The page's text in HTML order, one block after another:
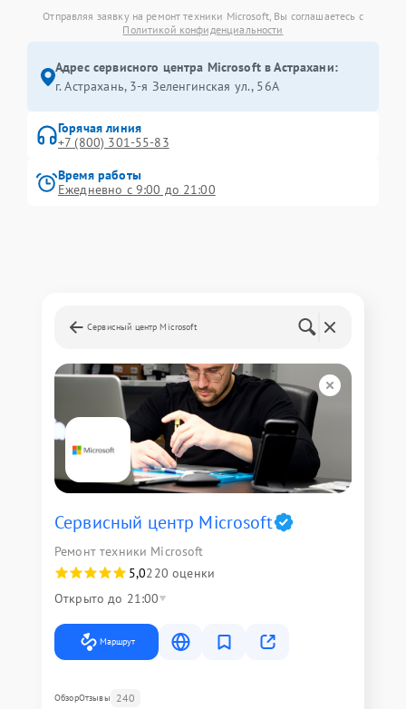
Отправляя заявку на ремонт техники Microsoft, Вы соглашаетесь с
Политикой конфиденциальности
Адрес сервисного центра Microsoft в Астрахани:
г. Астрахань, 3-я Зеленгинская ул., 56А
Горячая линия
+7 (800) 301-55-83
Время работы
Ежедневно с 9:00 до 21:00
Сервисный центр Microsoft
Сервисный центр Microsoft
Ремонт техники Microsoft
5,0220 оценки
Открыто до 21:00
Маршрут
ОбзорОтзывы 240